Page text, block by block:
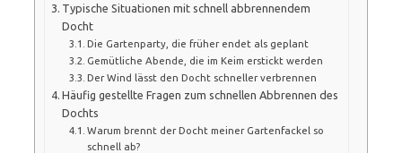
Typische Situationen mit schnell abbrennendem
Docht
Die Gartenparty, die früher endet als geplant
Gemütliche Abende, die im Keim erstickt werden
Der Wind lässt den Docht schneller verbrennen
Häufig gestellte Fragen zum schnellen Abbrennen des
Dochts
Warum brennt der Docht meiner Gartenfackel so
schnell ab?